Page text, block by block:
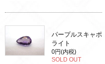
パープルスキャポ
ライト
0円(内税)
SOLD OUT